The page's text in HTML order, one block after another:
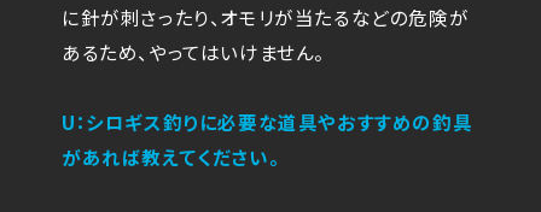
に針が刺さったり、オモリが当たるなどの危険が
あるため、やってはいけません。
U：シロギス釣りに必要な道具やおすすめの釣具
があれば教えてください。